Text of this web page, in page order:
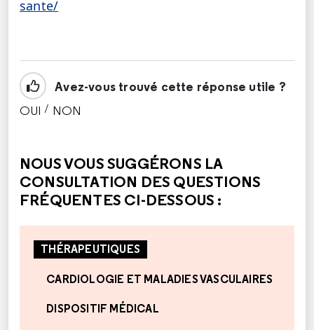
sante/
Avez-vous trouvé cette réponse utile ?
OUI / NON
NOUS VOUS SUGGÉRONS LA
CONSULTATION DES QUESTIONS
FRÉQUENTES CI-DESSOUS :
THÉRAPEUTIQUES
CARDIOLOGIE ET MALADIES VASCULAIRES
DISPOSITIF MÉDICAL